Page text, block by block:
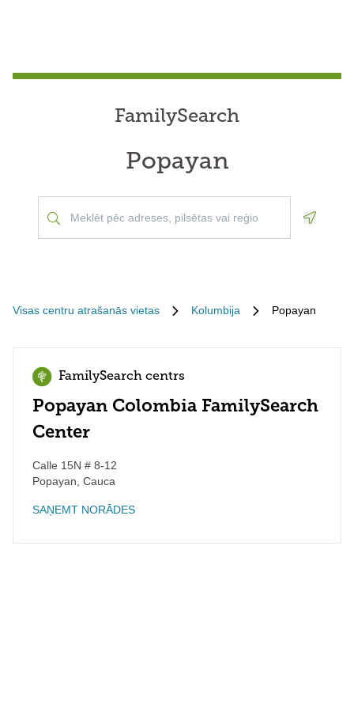
FamilySearch
Popayan
Visas centru atrašanās vietas Kolumbija Popayan
FamilySearch centrs
Popayan Colombia FamilySearch
Center
Calle 15N # 8-12
Popayan Cauca
SAŅEMT NORĀDES